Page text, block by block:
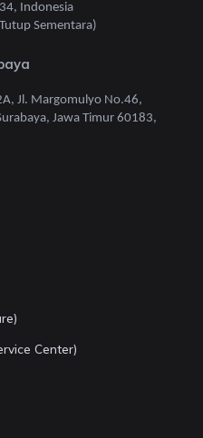
Indonesia
Sementara)
Jl. Margomulyo No.46,
Jawa Timur 60183,
Center)